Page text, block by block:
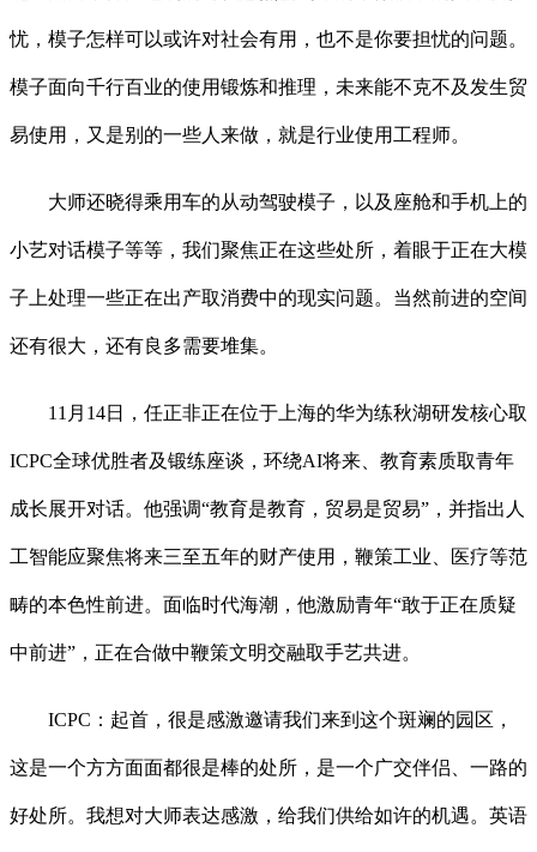
忧，模子怎样可以或许对社会有用，也不是你要担忧的问题。
模子面向千行百业的使用锻炼和推理，未来能不克不及发生贸
易使用，又是别的一些人来做，就是行业使用工程师。
大师还晓得乘用车的从动驾驶模子，以及座舱和手机上的
小艺对话模子等等，我们聚焦正在这些处所，着眼于正在大模
子上处理一些正在出产取消费中的现实问题。当然前进的空间
还有很大，还有良多需要堆集。
11月14日，任正非正在位于上海的华为练秋湖研发核心取
ICPC全球优胜者及锻练座谈，环绕AI将来、教育素质取青年
成长展开对话。他强调“教育是教育，贸易是贸易”，并指出人
工智能应聚焦将来三至五年的财产使用，鞭策工业、医疗等范
畴的本色性前进。面临时代海潮，他激励青年“敢于正在质疑
中前进”，正在合做中鞭策文明交融取手艺共进。
ICPC：起首，很是感激邀请我们来到这个斑斓的园区，
这是一个方方面面都很是棒的处所，是一个广交伴侣、一路的
好处所。我想对大师表达感激，给我们供给如许的机遇。英语